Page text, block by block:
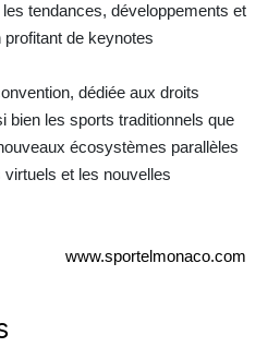
tendances, développements et
de keynotes
dédiée aux droits
bien les sports traditionnels que
écosystèmes parallèles
et les nouvelles
www.sportelmonaco.com